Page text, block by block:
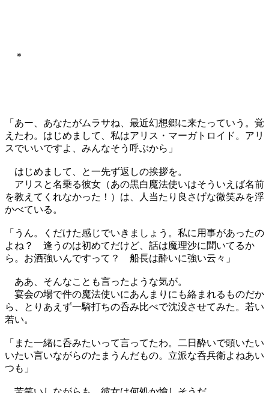
＊
「あー、あなたがムラサね、最近幻想郷に来たっていう。覚
えたわ。はじめまして、私はアリス・マーガトロイド。アリ
スでいいですよ、みんなそう呼ぶから」
はじめまして、と一先ず返しの挨拶を。
アリスと名乗る彼女（あの黒白魔法使いはそういえば名前
を教えてくれなかった！）は、人当たり良さげな微笑みを浮
かべている。
「うん。くだけた感じでいきましょう。私に用事があったの
よね？ 逢うのは初めてだけど、話は魔理沙に聞いてるか
ら。お酒強いんですって？ 船長は酔いに強い云々」
ああ、そんなことも言ったような気が。
宴会の場で件の魔法使いにあんまりにも絡まれるものだか
ら、とりあえず一騎打ちの呑み比べで沈没させてみた。若い
若い。
「また一緒に呑みたいって言ってたわ。二日酔いで頭いたい
いたい言いながらのたまうんだもの。立派な呑兵衛よねあい
つも」